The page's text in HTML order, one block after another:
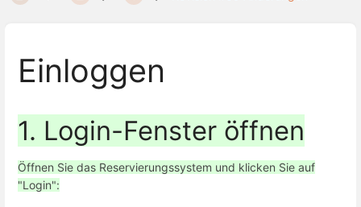
Einloggen
1. Login-Fenster öffnen
Öffnen Sie das Reservierungssystem und klicken Sie auf
"Login":